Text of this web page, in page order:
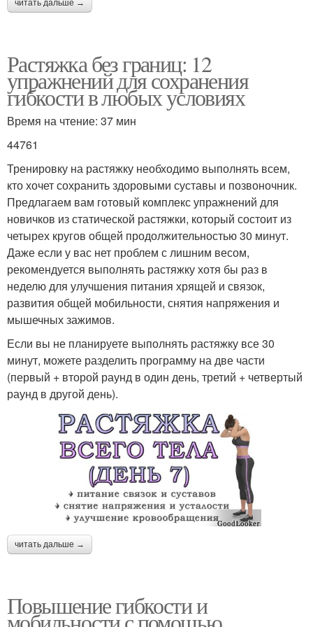
читать дальше →
Растяжка без границ: 12
упражнений для сохранения
гибкости в любых условиях
Время на чтение: 37 мин
44761
Тренировку на растяжку необходимо выполнять всем,
кто хочет сохранить здоровыми суставы и позвоночник.
Предлагаем вам готовый комплекс упражнений для
новичков из статической растяжки, который состоит из
четырех кругов общей продолжительностью 30 минут.
Даже если у вас нет проблем с лишним весом,
рекомендуется выполнять растяжку хотя бы раз в
неделю для улучшения питания хрящей и связок,
развития общей мобильности, снятия напряжения и
мышечных зажимов.
Если вы не планируете выполнять растяжку все 30
минут, можете разделить программу на две части
(первый + второй раунд в один день, третий + четвертый
раунд в другой день).
читать дальше →
Повышение гибкости и